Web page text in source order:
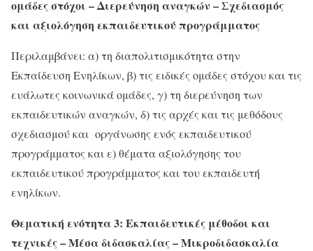
ομάδες στόχοι – Διερεύνηση αναγκών – Σχεδιασμός
και αξιολόγηση εκπαιδευτικού προγράμματος
Περιλαμβάνει: α) τη διαπολιτισμικότητα στην
Εκπαίδευση Ενηλίκων, β) τις ειδικές ομάδες στόχου και τις
ευάλωτες κοινωνικά ομάδες, γ) τη διερεύνηση των
εκπαιδευτικών αναγκών, δ) τις αρχές και τις μεθόδους
σχεδιασμού και οργάνωσης ενός εκπαιδευτικού
προγράμματος και ε) θέματα αξιολόγησης του
εκπαιδευτικού προγράμματος και του εκπαιδευτή
ενηλίκων.
Θεματική ενότητα 3: Εκπαιδευτικές μέθοδοι και
τεχνικές – Μέσα διδασκαλίας – Μικροδιδασκαλία